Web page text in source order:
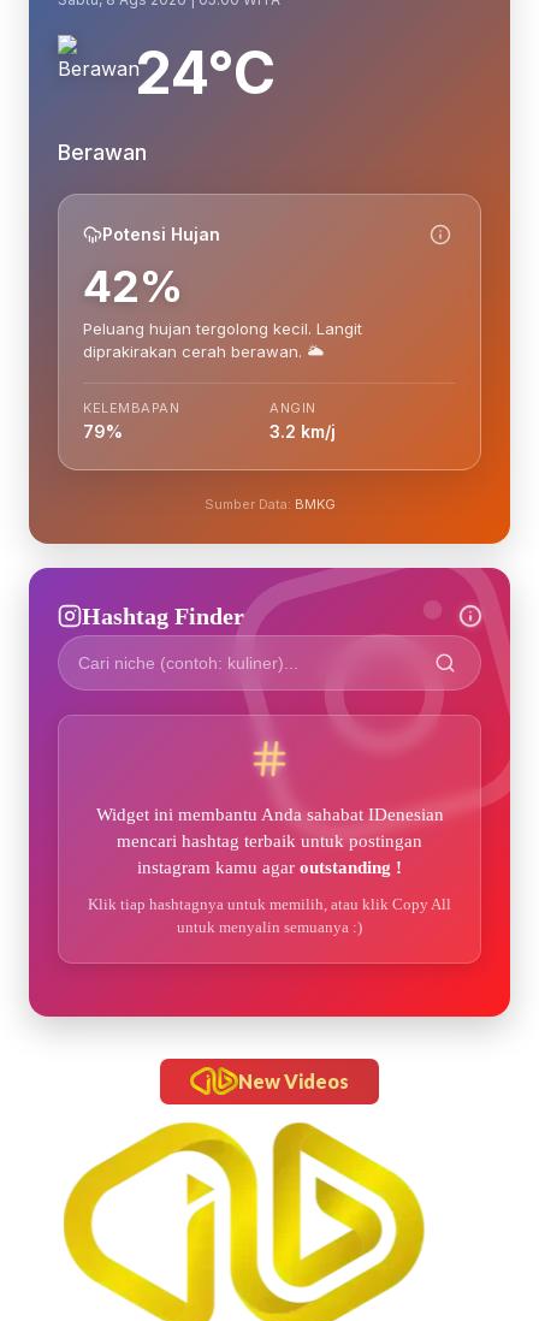
24°C
Berawan
Potensi Hujan
42%
Peluang hujan tergolong kecil. Langit
diprakirakan cerah berawan. 🌥️
KELEMBAPAN
79%
ANGIN
3.2 km/j
Sumber Data: BMKG
Hashtag Finder
Widget ini membantu Anda sahabat IDenesian
mencari hashtag terbaik untuk postingan
instagram kamu agar outstanding !
Klik tiap hashtagnya untuk memilih, atau klik Copy All
untuk menyalin semuanya :)
New Videos